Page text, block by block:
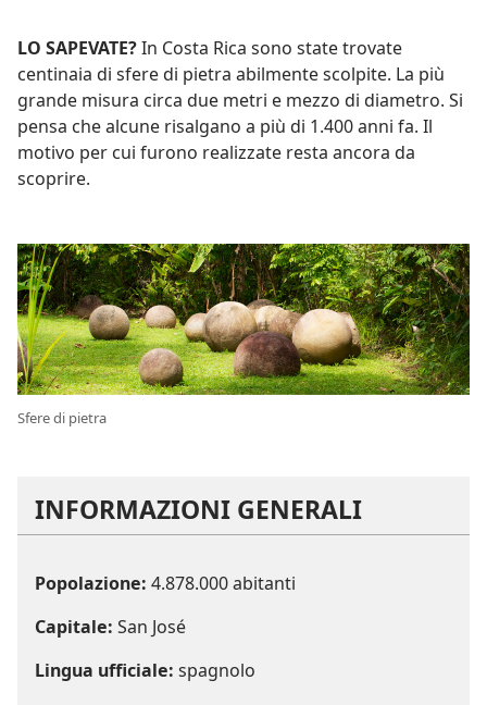
LO SAPEVATE?In Costa Rica sono state trovate
centinaia di sfere di pietra abilmente scolpite. La più
grande misura circa due metri e mezzo di diametro. Si
pensa che alcune risalgano a più di 1.400 anni fa. Il
motivo per cui furono realizzate resta ancora da
scoprire.
Sfere di pietra
INFORMAZIONI GENERALI
Popolazione: 4.878.000 abitanti
Capitale: San José
Lingua ufficiale: spagnolo